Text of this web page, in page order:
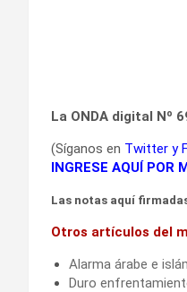
La ONDA digital Nº
(Síganos en Twitter y
INGRESE AQUÍ POR
Las notas aquí
Otros artículos del
Alarma árabe e
Duro